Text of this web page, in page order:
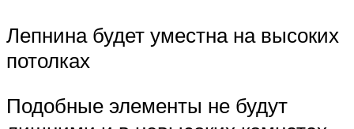
Лепнина будет уместна на высоких
потолках
Подобные элементы не будут